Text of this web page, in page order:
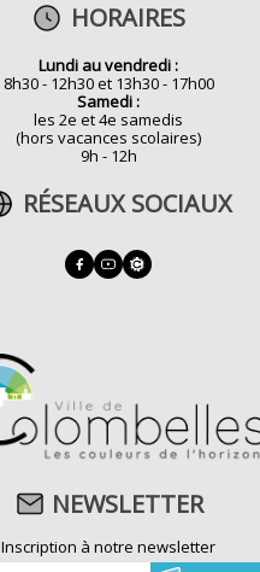
HORAIRES
Lundi au vendredi :
8h30 - 12h30 et 13h30 - 17h00
Samedi :
les 2e et 4e samedis
(hors vacances scolaires)
9h - 12h
RÉSEAUX SOCIAUX
NEWSLETTER
Inscription à notre newsletter